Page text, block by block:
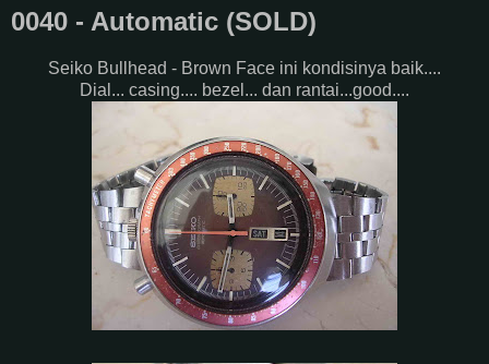
0040 - Automatic (SOLD)
Seiko Bullhead - Brown Face ini kondisinya baik....
Dial... casing.... bezel... dan rantai...good....